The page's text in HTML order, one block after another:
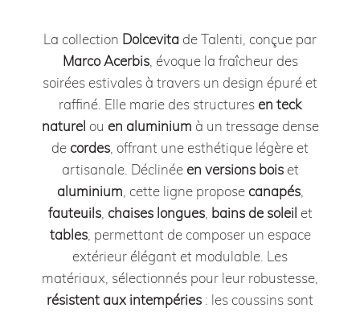
La collection Dolcevita de Talenti, conçue par
Marco Acerbis, évoque la fraîcheur des
soirées estivales à travers un design épuré et
raffiné. Elle marie des structures en teck
naturel ou en aluminium à un tressage dense
de cordes , offrant une esthétique légère et
artisanale. Déclinée en versions boiset
aluminium , cette ligne propose canapés,
fauteuils, chaises longues, bains de soleil et
tables, permettant de composer un espace
extérieur élégant et modulable. Les
matériaux, sélectionnés pour leur robustesse,
résistent aux intempéries : les coussins sont